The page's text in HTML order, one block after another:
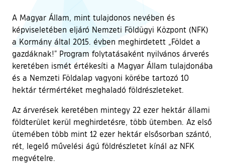
A Magyar Állam, mint tulajdonos nevében és
képviseletében eljáró Nemzeti Földügyi Központ (NFK)
a Kormány által 2015. évben meghirdetett „Földet a
gazdáknak!” Program folytatásaként nyilvános árverés
keretében ismét értékesíti a Magyar Állam tulajdonába
és a Nemzeti Földalap vagyoni körébe tartozó 10
hektár térmértéket meghaladó földrészleteket.
Az árverések keretében mintegy 22 ezer hektár állami
földterület kerül meghirdetésre, több ütemben. Az első
ütemében több mint 12 ezer hektár elsősorban szántó,
rét, legelő művelési ágú földrészletet kínál az NFK
megvételre.